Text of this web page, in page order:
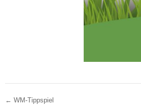
← WM-Tippspiel